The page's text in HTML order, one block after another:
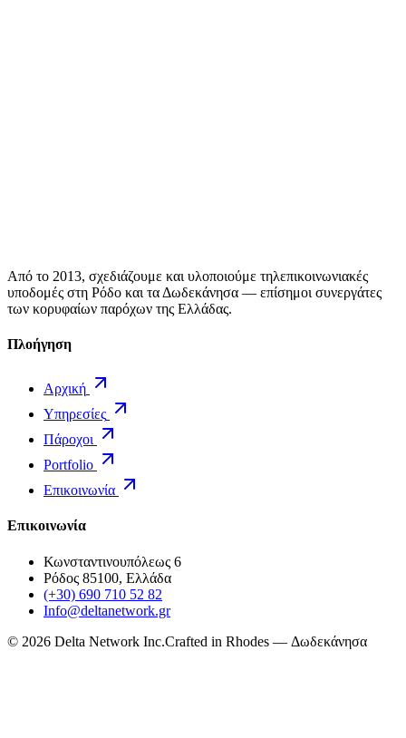
Από το 2013, σχεδιάζουμε και υλοποιούμε τηλεπικοινωνιακές
υποδομές στη Ρόδο και τα Δωδεκάνησα — επίσημοι συνεργάτες
των κορυφαίων παρόχων της Ελλάδας.
Πλοήγηση
Αρχική
Υπηρεσίες
Πάροχοι
Portfolio
Επικοινωνία
Επικοινωνία
Κωνσταντινουπόλεως 6
Ρόδος 85100, Ελλάδα
(+30) 690 710 52 82
Info@deltanetwork.gr
© 2026 Delta Network Inc.Crafted in Rhodes — Δωδεκάνησα